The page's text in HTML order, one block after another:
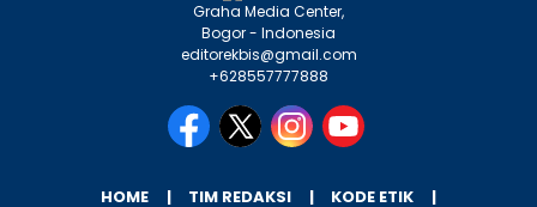
Graha Media Center,
Bogor - Indonesia
editorekbis@gmail.com
+628557777888
HOME TIM REDAKSI
KODE ETIK